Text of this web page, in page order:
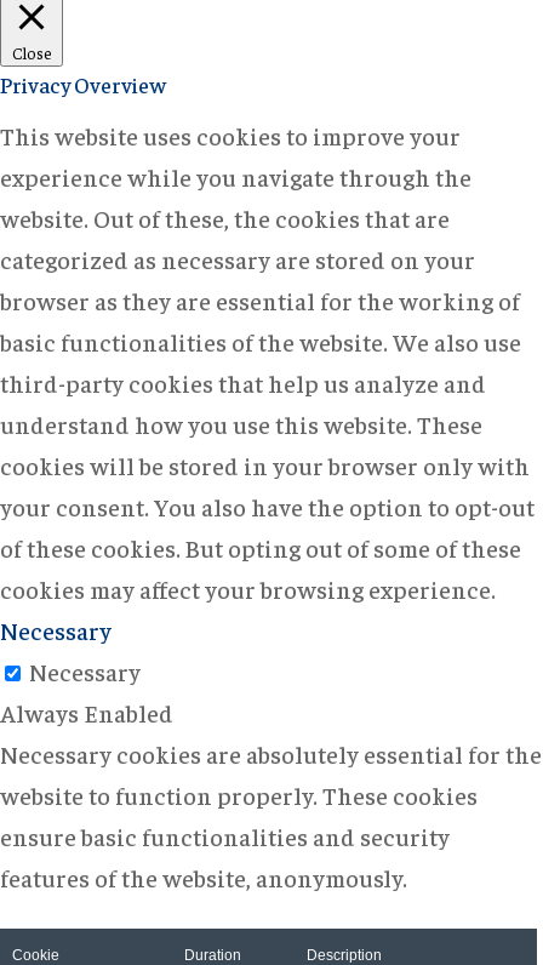
Close
Privacy Overview
This website uses cookies to improve your
experience while you navigate through the
website. Out of these, the cookies that are
categorized as necessary are stored on your
browser as they are essential for the working of
basic functionalities of the website. We also use
third-party cookies that help us analyze and
understand how you use this website. These
cookies will be stored in your browser only with
your consent. You also have the option to opt-out
of these cookies. But opting out of some of these
cookies may affect your browsing experience.
Necessary
Necessary
Always Enabled
Necessary cookies are absolutely essential for the
website to function properly. These cookies
ensure basic functionalities and security
features of the website, anonymously.
Cookie Duration Description